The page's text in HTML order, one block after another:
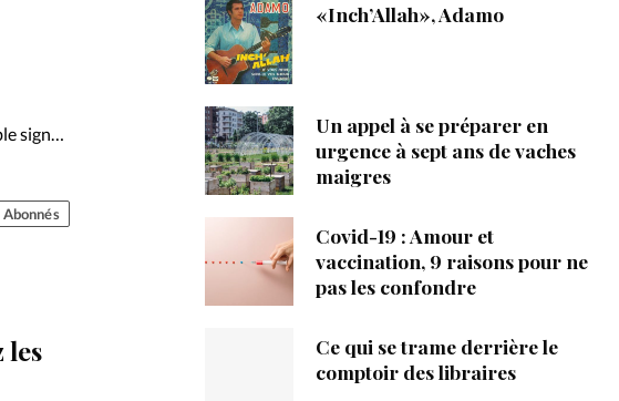
signer
Abonnés
les
«Inch’Allah», Adamo
Un appel à se préparer en
urgence à sept ans de vaches
maigres
Covid-19 : Amour et
vaccination, 9 raisons pour ne
pas les confondre
Ce qui se trame derrière le
comptoir des libraires